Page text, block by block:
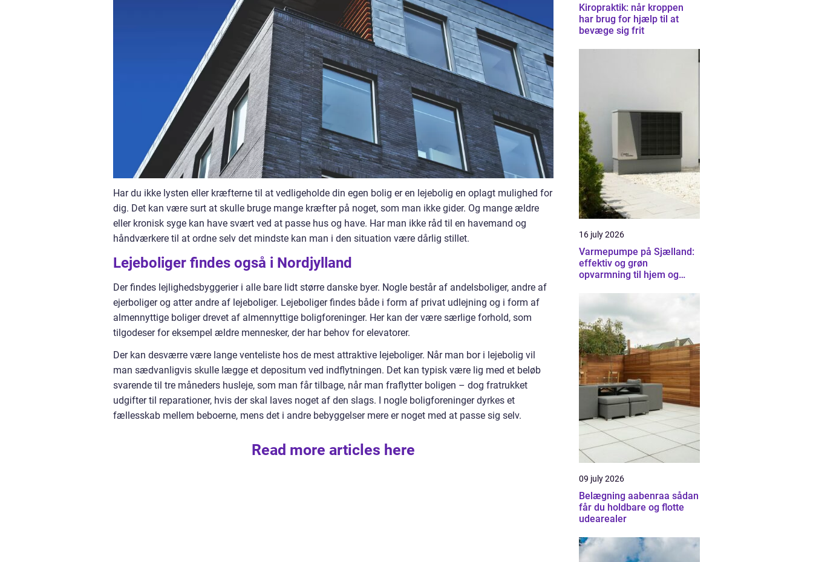
Har du ikke lysten eller kræfterne til at vedligeholde din egen bolig er en lejebolig en oplagt mulighed for
dig. Det kan være surt at skulle bruge mange kræfter på noget, som man ikke gider. Og mange ældre
eller kronisk syge kan have svært ved at passe hus og have. Har man ikke råd til en havemand og
håndværkere til at ordne selv det mindste kan man i den situation være dårlig stillet.
Lejeboliger findes også i Nordjylland
Der findes lejlighedsbyggerier i alle bare lidt større danske byer. Nogle består af andelsboliger, andre af
ejerboliger og atter andre af lejeboliger. Lejeboliger findes både i form af privat udlejning og i form af
almennyttige boliger drevet af almennyttige boligforeninger. Her kan der være særlige forhold, som
tilgodeser for eksempel ældre mennesker, der har behov for elevatorer.
Der kan desværre være lange venteliste hos de mest attraktive lejeboliger. Når man bor i lejebolig vil
man sædvanligvis skulle lægge et depositum ved indflytningen. Det kan typisk være lig med et beløb
svarende til tre måneders husleje, som man får tilbage, når man fraflytter boligen – dog fratrukket
udgifter til reparationer, hvis der skal laves noget af den slags. I nogle boligforeninger dyrkes et
fællesskab mellem beboerne, mens det i andre bebyggelser mere er noget med at passe sig selv.
Read more articles here
Kiropraktik: når kroppen
har brug for hjælp til at
bevæge sig frit
16 july 2026
Varmepumpe på Sjælland:
effektiv og grøn
opvarmning til hjem og
09 july 2026
Belægning aabenraa sådan
får du holdbare og flotte
udearealer